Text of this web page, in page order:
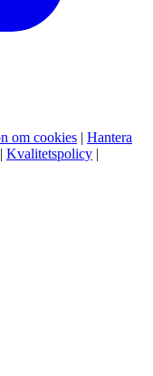
om cookies | Hantera
| Kvalitetspolicy |